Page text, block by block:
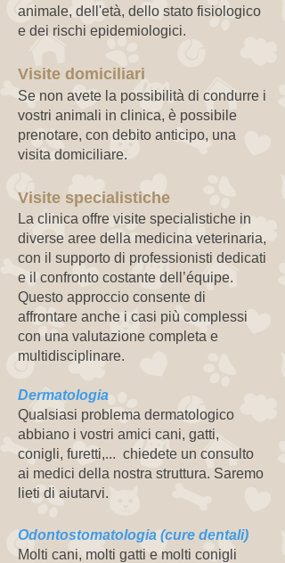
animale, dell'età, dello stato fisiologico
e dei rischi epidemiologici.
Visite domiciliari
Se non avete la possibilità di condurre i
vostri animali in clinica, è possibile
prenotare, con debito anticipo, una
visita domiciliare.
Visite specialistiche
La clinica offre visite specialistiche in
diverse aree della medicina veterinaria,
con il supporto di professionisti dedicati
e il confronto costante dell’équipe.
Questo approccio consente di
affrontare anche i casi più complessi
con una valutazione completa e
multidisciplinare.
Dermatologia
Qualsiasi problema dermatologico
abbiano i vostri amici cani, gatti,
conigli, furetti,... chiedete un consulto
ai medici della nostra struttura. Saremo
lieti di aiutarvi.
Odontostomatologia (cure dentali)
Molti cani, molti gatti e molti conigli